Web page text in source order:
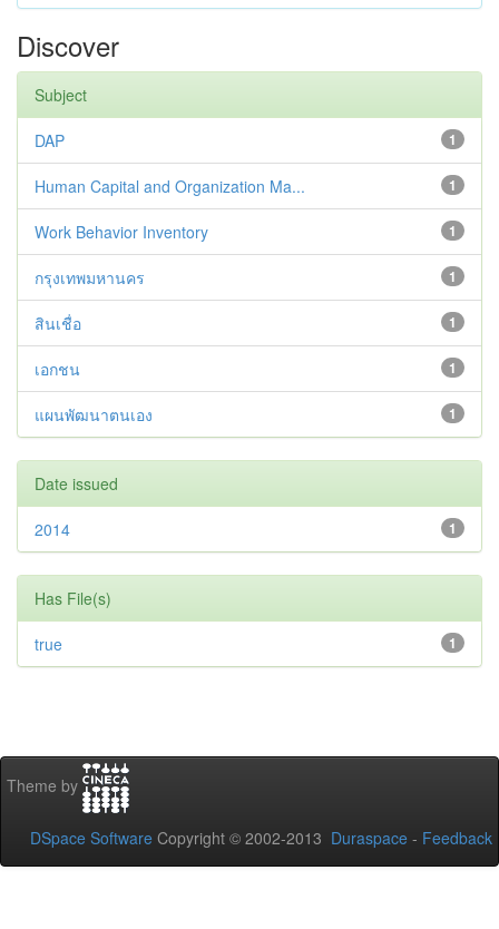
Discover
Subject
1
DAP
1
Human Capital and Organization Ma...
1
Work Behavior Inventory
1
กรุงเทพมหานคร
1
สินเชื่อ
1
เอกชน
1
แผนพัฒนาตนเอง
Date issued
1
2014
Has File(s)
1
true
Theme by
DSpace Software Copyright © 2002-2013 Duraspace - Feedback